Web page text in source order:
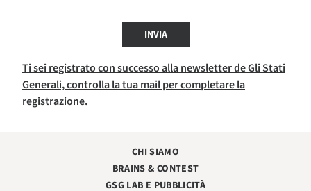
INVIA
Ti sei registrato con successo alla newsletter de Gli Stati
Generali, controlla la tua mail per completare la
registrazione.
CHI SIAMO
BRAINS & CONTEST
GSG LAB E PUBBLICITÀ